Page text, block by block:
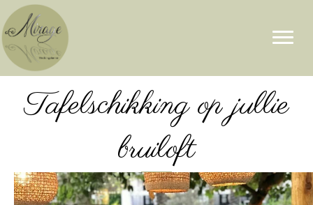
Tafelschikking op jullie
bruiloft